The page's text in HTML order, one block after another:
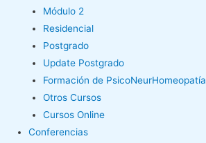
Módulo 2
Residencial
Postgrado
Update Postgrado
Formación de PsicoNeurHomeopatía
Otros Cursos
Cursos Online
Conferencias